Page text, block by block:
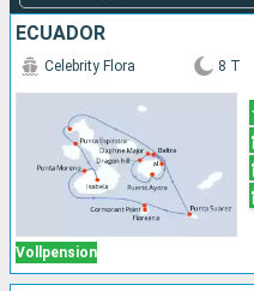
ECUADOR
Vollpension
Celebrity Flora 8 T